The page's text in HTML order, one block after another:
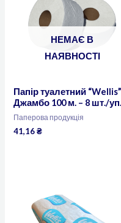
НЕМАЄ В
НАЯВНОСТІ
Папір туалетний “Wellis”
Джамбо 100 м. – 8 шт./уп.
Паперова продукція
41,16₴